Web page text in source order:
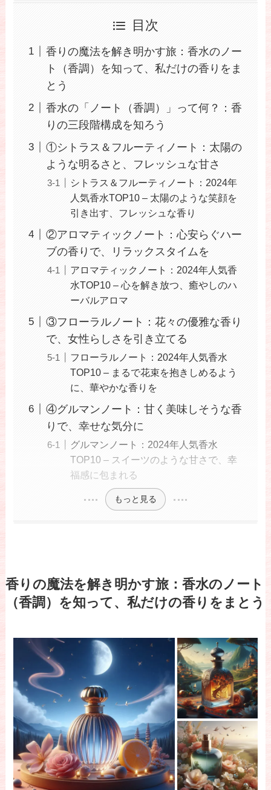
目次
香りの魔法を解き明かす旅：香水のノー
ト（香調）を知って、私だけの香りをま
とう
香水の「ノート（香調）」って何？：香
りの三段階構成を知ろう
①シトラス＆フルーティノート：太陽の
ような明るさと、フレッシュな甘さ
シトラス＆フルーティノート：2024年
人気香水TOP10 – 太陽のような笑顔を
引き出す、フレッシュな香り
②アロマティックノート：心安らぐハー
ブの香りで、リラックスタイムを
アロマティックノート：2024年人気香
水TOP10 – 心を解き放つ、癒やしのハ
ーバルアロマ
③フローラルノート：花々の優雅な香り
で、女性らしさを引き立てる
フローラルノート：2024年人気香水
TOP10 – まるで花束を抱きしめるよう
に、華やかな香りを
④グルマンノート：甘く美味しそうな香
りで、幸せな気分に
グルマンノート：2024年人気香水
TOP10 – スイーツのような甘さで、幸
福感に包まれる
もっと見る
香りの魔法を解き明かす旅：香水のノート
（香調）を知って、私だけの香りをまとう